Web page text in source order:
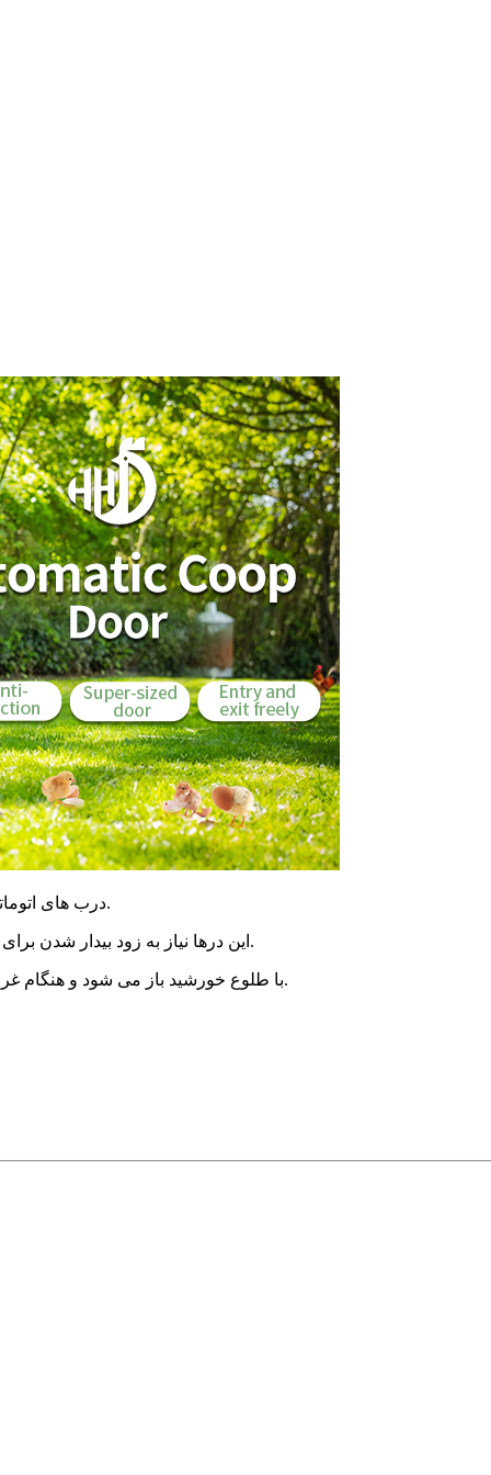
درب های اتوماتیک قفسه ای ارتقاء قابل توجهی نسبت به درب های پاپ سنتی هستند.
این درها نیاز به زود بیدار شدن برای خروج جوجه ها یا ماندن در خانه برای بستن در شب را از بین می برند.
به عنوان مثال، درب اتوماتیک WONEGG با طلوع خورشید باز می شود و هنگام غروب خورشید بسته می شود.